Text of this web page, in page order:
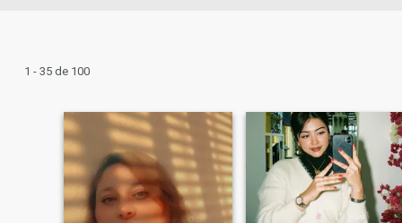
1 - 35 de 100